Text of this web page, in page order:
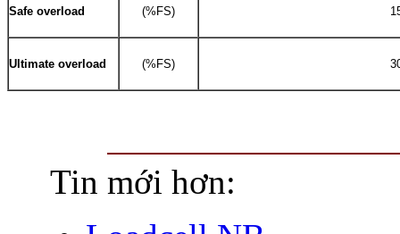
Safe overload (%FS)
Ultimate overload (%FS)
Tin mới hơn: